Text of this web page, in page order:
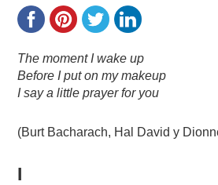
The moment I wake up
Before I put on my makeup
I say a little prayer for you
(Burt Bacharach, Hal David y
I